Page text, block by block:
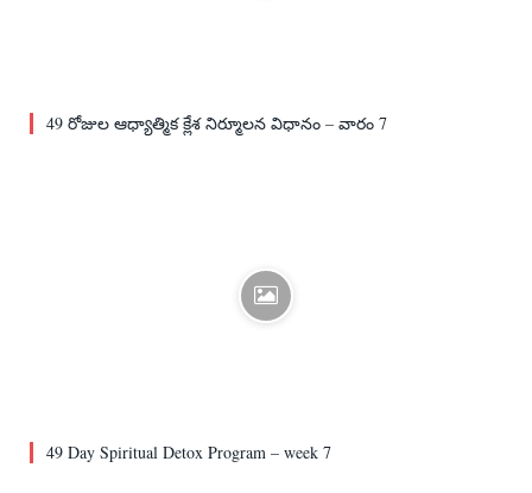
49 రోజుల ఆధ్యాత్మిక క్లేశ నిర్మూలన విధానం – వారం 7
49 Day Spiritual Detox Program – week 7